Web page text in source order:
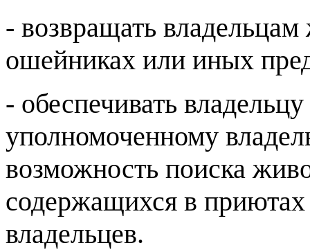
- возвращать
ошейниках или иных
- обеспечивать
уполномоченному
возможность поиска
содержащихся в
владельцев.